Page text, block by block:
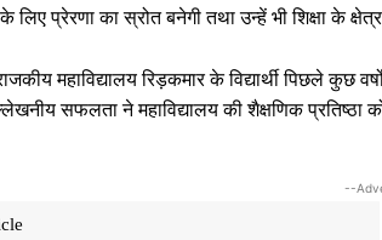
के लिए प्रेरणा का स्रोत बनेगी तथा उन्हें भी शिक्षा के
महाविद्यालय रिड़कमार के विद्यार्थी पिछले कुछ
सफलता ने महाविद्यालय की शैक्षणिक प्रतिष्ठा
--